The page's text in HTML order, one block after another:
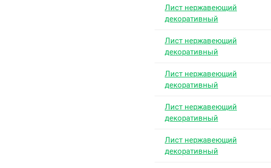
Лист нержавеющий
декоративный
Лист нержавеющий
декоративный
Лист нержавеющий
декоративный
Лист нержавеющий
декоративный
Лист нержавеющий
декоративный